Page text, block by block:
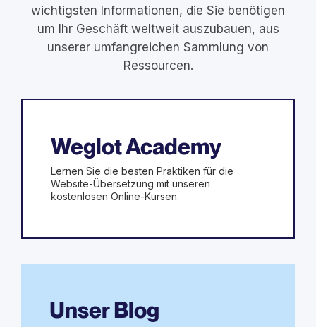
wichtigsten Informationen, die Sie benötigen
um Ihr Geschäft weltweit auszubauen, aus
unserer umfangreichen Sammlung von
Ressourcen.
Weglot Academy
Lernen Sie die besten Praktiken für die
Website-Übersetzung mit unseren
kostenlosen Online-Kursen.
Unser Blog